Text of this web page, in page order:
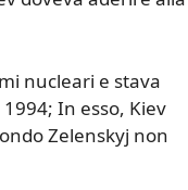
nucleari e stava
In esso, Kiev
Zelenskyj non